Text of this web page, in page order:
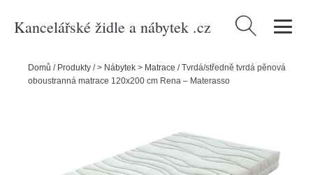
Kancelářské židle a nábytek .cz Vyhledávání
Domů / Produkty /> Nábytek > Matrace /Tvrdá/středně tvrdá pěnová
oboustranná matrace 120x200 cm Rena – Materasso